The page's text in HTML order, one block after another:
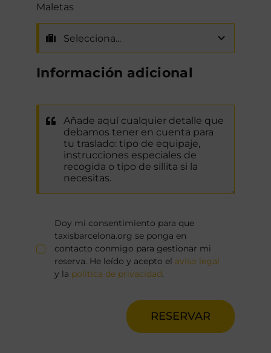
Maletas
Información adicional
Doy mi consentimiento para que
taxisbarcelona.org se ponga en
contacto conmigo para gestionar mi
reserva. He leído y acepto el aviso legal
y la política de privacidad.
RESERVAR